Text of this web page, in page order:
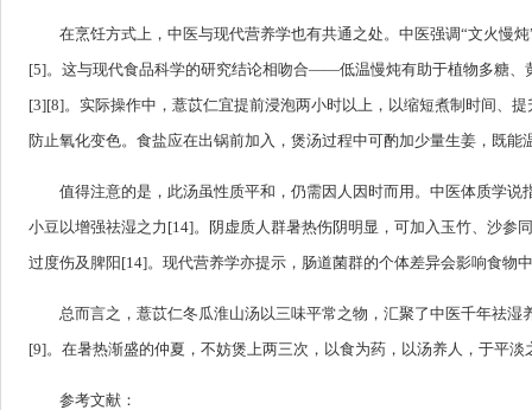
在烹饪方式上，中医与现代营养学也有共通之处。中医强调“文火慢
[5]。这与现代食品科学的研究结论相吻合——低温慢炖有助于植物多糖
[3][8]。实际操作中，薏苡仁宜提前浸泡两小时以上，以缩短煮制时间、
防止氧化变色。食盐应在出锅前加入，煲汤过程中可酌加少量生姜，既
值得注意的是，此汤虽性质平和，仍需因人因时而用。中医体质学
小豆以增强祛湿之力[14]。阴虚质人群暑热伤阴明显，可加入玉竹、沙
过度伤及脾阳[14]。现代营养学亦提示，肠道菌群的个体差异会影响食
总而言之，薏苡仁冬瓜淮山汤以三味平常之物，汇聚了中医千年祛
[9]。在暑热渐盛的仲夏，不妨煲上两三次，以食为药，以汤养人，于平淡
参考文献：